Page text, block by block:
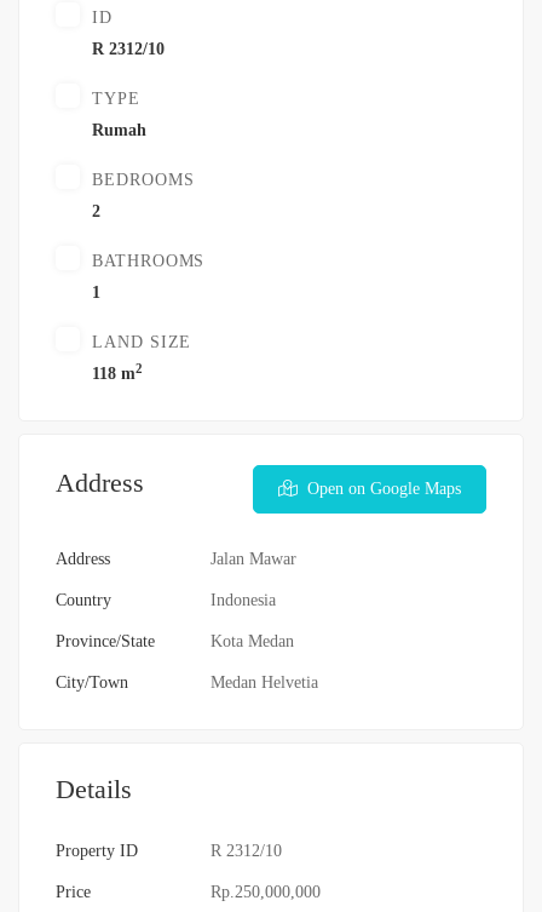
ID
R 2312/10
TYPE
Rumah
BEDROOMS
2
BATHROOMS
1
LAND SIZE
118 m2
Address Open on Google Maps
Address Jalan Mawar
Country Indonesia
Province/State Kota Medan
City/Town Medan Helvetia
Details
Property ID R 2312/10
Price Rp.250,000,000